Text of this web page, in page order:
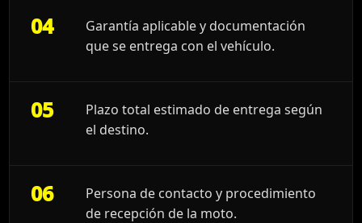
04
Garantía aplicable y documentación
que se entrega con el vehículo.
05
Plazo total estimado de entrega según
el destino.
06
Persona de contacto y procedimiento
de recepción de la moto.